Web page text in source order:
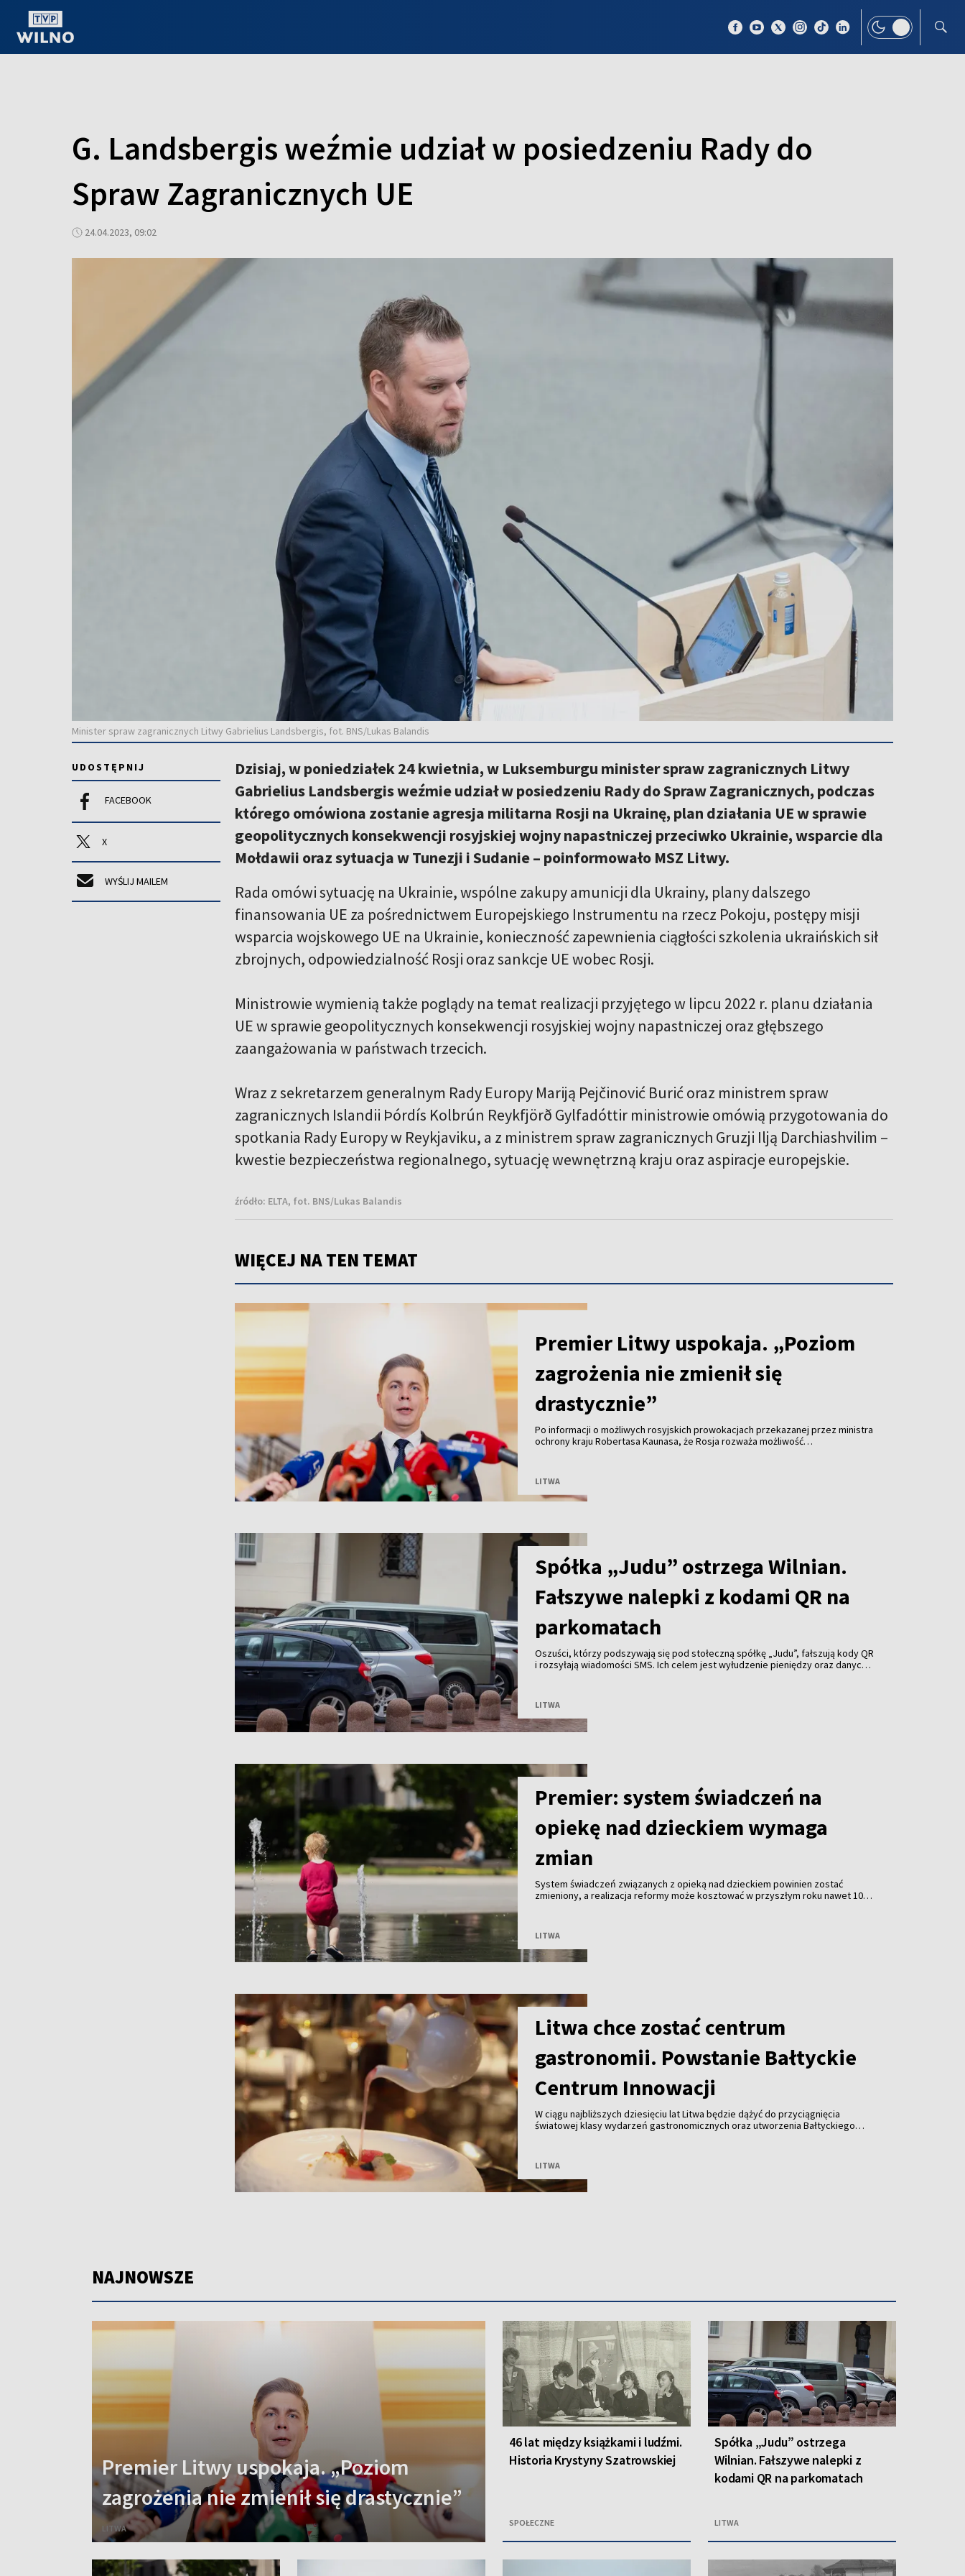
G. Landsbergis weźmie udział w posiedzeniu Rady do
Spraw Zagranicznych UE
24.04.2023, 09:02
Minister spraw zagranicznych Litwy Gabrielius Landsbergis, fot. BNS/Lukas Balandis
UDOSTĘPNIJ
FACEBOOK
X
WYŚLIJ MAILEM
Dzisiaj, w poniedziałek 24 kwietnia, w Luksemburgu minister spraw zagranicznych Litwy
Gabrielius Landsbergis weźmie udział w posiedzeniu Rady do Spraw Zagranicznych, podczas
którego omówiona zostanie agresja militarna Rosji na Ukrainę, plan działania UE w sprawie
geopolitycznych konsekwencji rosyjskiej wojny napastniczej przeciwko Ukrainie, wsparcie dla
Mołdawii oraz sytuacja w Tunezji i Sudanie – poinformowało MSZ Litwy.
Rada omówi sytuację na Ukrainie, wspólne zakupy amunicji dla Ukrainy, plany dalszego
finansowania UE za pośrednictwem Europejskiego Instrumentu na rzecz Pokoju, postępy misji
wsparcia wojskowego UE na Ukrainie, konieczność zapewnienia ciągłości szkolenia ukraińskich sił
zbrojnych, odpowiedzialność Rosji oraz sankcje UE wobec Rosji.
Ministrowie wymienią także poglądy na temat realizacji przyjętego w lipcu 2022 r. planu działania
UE w sprawie geopolitycznych konsekwencji rosyjskiej wojny napastniczej oraz głębszego
zaangażowania w państwach trzecich.
Wraz z sekretarzem generalnym Rady Europy Mariją Pejčinović Burić oraz ministrem spraw
zagranicznych Islandii Þórdís Kolbrún Reykfjörð Gylfadóttir ministrowie omówią przygotowania do
spotkania Rady Europy w Reykjaviku, a z ministrem spraw zagranicznych Gruzji Ilją Darchiashvilim –
kwestie bezpieczeństwa regionalnego, sytuację wewnętrzną kraju oraz aspiracje europejskie.
źródło: ELTA, fot. BNS/Lukas Balandis
WIĘCEJ NA TEN TEMAT
Premier Litwy uspokaja. „Poziom
zagrożenia nie zmienił się
drastycznie”
Po informacji o możliwych rosyjskich prowokacjach przekazanej przez ministra
ochrony kraju Robertasa Kaunasa, że Rosja rozważa możliwość
poziom zagrożenia nie uległ istotnej zmianie, choć ryzyko różnego rodzaju
prowokacji pozostaje realne.
LITWA
Spółka „Judu” ostrzega Wilnian.
Fałszywe nalepki z kodami QR na
parkomatach
Oszuści, którzy podszywają się pod stołeczną spółkę „Judu”, fałszują kody QR
i rozsyłają wiadomości SMS. Ich celem jest wyłudzenie pieniędzy oraz danych
LITWA
Premier: system świadczeń na
opiekę nad dzieckiem wymaga
zmian
System świadczeń związanych z opieką nad dzieckiem powinien zostać
zmieniony, a realizacja reformy może kosztować w przyszłym roku nawet 100
LITWA
Litwa chce zostać centrum
gastronomii. Powstanie Bałtyckie
Centrum Innowacji
W ciągu najbliższych dziesięciu lat Litwa będzie dążyć do przyciągnięcia
światowej klasy wydarzeń gastronomicznych oraz utworzenia Bałtyckiego
LITWA
NAJNOWSZE
Premier Litwy uspokaja. „Poziom
zagrożenia nie zmienił się drastycznie”
LITWA
46 lat między książkami i ludźmi.
Historia Krystyny Szatrowskiej
SPOŁECZNE
Spółka „Judu” ostrzega
Wilnian. Fałszywe nalepki z
kodami QR na parkomatach
LITWA